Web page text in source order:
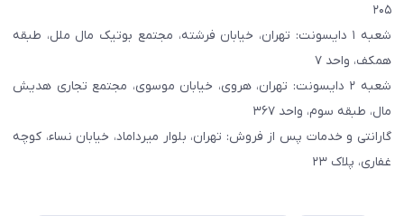
۲۰۵
شعبه ۱ دایسونت: تهران، خیابان فرشته، مجتمع بوتیک مال ملل، طبقه
همکف، واحد ۷
شعبه ۲ دایسونت: تهران، هروی، خیابان موسوی، مجتمع تجاری هدیش
مال، طبقه سوم، واحد ۳۶۷
گارانتی و خدمات پس از فروش: تهران، بلوار میرداماد، خیابان نساء، کوچه
غفاری، پلاک ۲۳